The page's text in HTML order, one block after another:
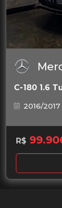
C-180 1.6
2016/2017
R$